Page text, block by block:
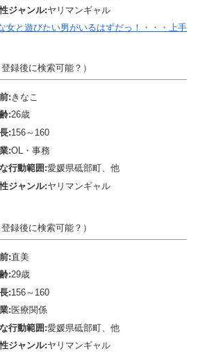
ジャンル:ヤリマンギャル
女と遊びたい男がいるはずだっ！・・・上手
録後に検索可能？）
:きなこ
:26歳
:156～160
:OL・事務
行動範囲:愛媛県砥部町、他
ジャンル:ヤリマンギャル
録後に検索可能？）
:直美
:29歳
:156～160
:医療関係
行動範囲:愛媛県砥部町、他
ジャンル:ヤリマンギャル